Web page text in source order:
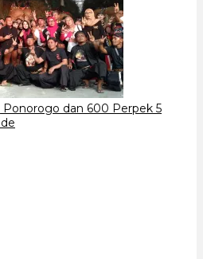
dan 600 Perpek 5